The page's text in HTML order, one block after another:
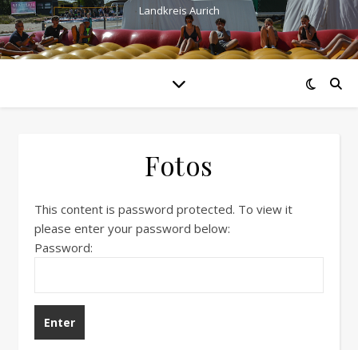
Landkreis Aurich
Fotos
This content is password protected. To view it
please enter your password below:
Password: